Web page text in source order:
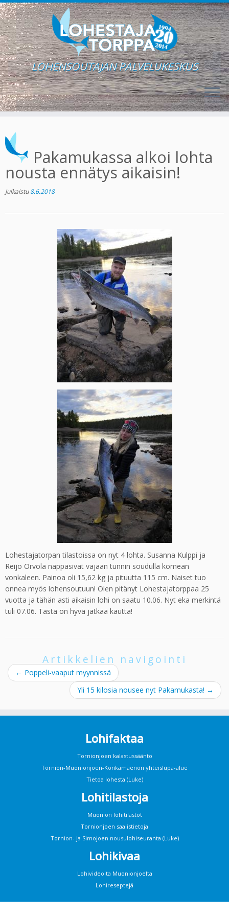
content
LOHENSOUTAJAN PALVELUKESKUS
Pakamukassa alkoi lohta
nousta ennätys aikaisin!
Julkaistu8.6.2018
Lohestajatorpan tilastoissa on nyt 4 lohta. Susanna Kulppi ja
Reijo Orvola nappasivat vajaan tunnin soudulla komean
vonkaleen. Painoa oli 15,62 kg ja pituutta 115 cm. Naiset tuo
onnea myös lohensoutuun! Olen pitänyt Lohestajatorppaa 25
vuotta ja tähän asti aikaisin lohi on saatu 10.06. Nyt eka merkintä
tuli 07.06. Tästä on hyvä jatkaa kautta!
Artikkelien navigointi
← Poppeli-vaaput myynnissä
Yli 15 kilosia nousee nyt Pakamukasta! →
Lohifaktaa
Tornionjoen kalastussääntö
Tornion-Muonionjoen-Könkämäenon yhteislupa-alue
Tietoa lohesta (Luke)
Lohitilastoja
Muonion lohitilastot
Tornionjoen saalistietoja
Tornion- ja Simojoen nousulohiseuranta (Luke)
Lohikivaa
Lohivideoita Muonionjoelta
Lohireseptejä